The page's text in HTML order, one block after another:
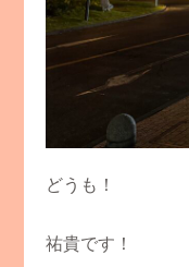
どうも！
祐貴です！